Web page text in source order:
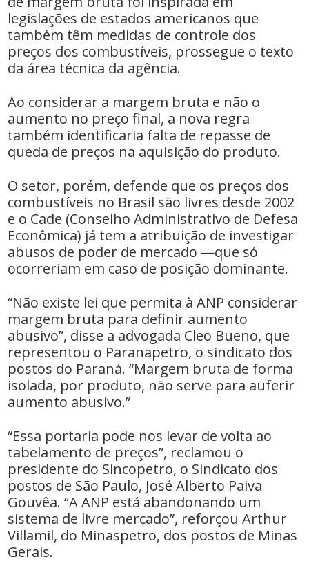
legislações de estados americanos que
também têm medidas de controle dos
preços dos combustíveis, prossegue o texto
da área técnica da agência.
Ao considerar a margem bruta e não o
aumento no preço final, a nova regra
também identificaria falta de repasse de
queda de preços na aquisição do produto.
O setor, porém, defende que os preços dos
combustíveis no Brasil são livres desde 2002
e o Cade (Conselho Administrativo de Defesa
Econômica) já tem a atribuição de investigar
abusos de poder de mercado —que só
ocorreriam em caso de posição dominante.
“Não existe lei que permita à ANP considerar
margem bruta para definir aumento
abusivo”, disse a advogada Cleo Bueno, que
representou o Paranapetro, o sindicato dos
postos do Paraná. “Margem bruta de forma
isolada, por produto, não serve para auferir
aumento abusivo.”
“Essa portaria pode nos levar de volta ao
tabelamento de preços”, reclamou o
presidente do Sincopetro, o Sindicato dos
postos de São Paulo, José Alberto Paiva
Gouvêa. “A ANP está abandonando um
sistema de livre mercado”, reforçou Arthur
Villamil, do Minaspetro, dos postos de Minas
Gerais.